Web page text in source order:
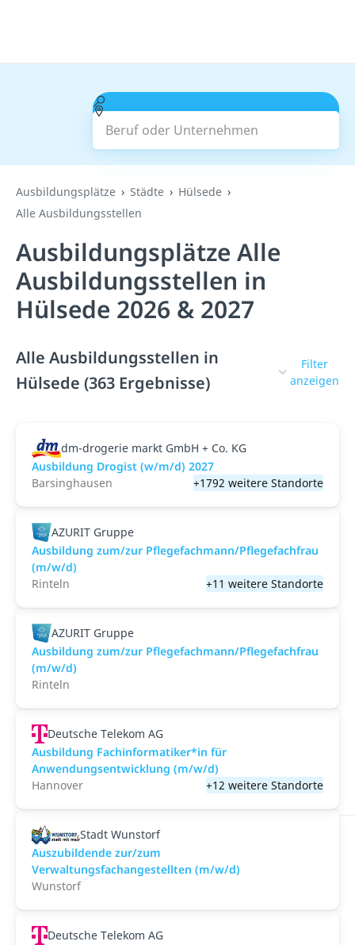
Beruf oder Unternehmen
Suchen
Ausbildungsplätze Städte
Hülsede
Alle Ausbildungsstellen
Ausbildungsplätze Alle
Ausbildungsstellen in
Hülsede 2026 & 2027
Alle Ausbildungsstellen in
Hülsede (363 Ergebnisse)
Filter
anzeigen
dm-drogerie markt GmbH + Co. KG
Ausbildung Drogist (w/m/d) 2027
Barsinghausen
+1792 weitere Standorte
AZURIT Gruppe
Ausbildung zum/zur Pflegefachmann/Pflegefachfrau
(m/w/d)
Rinteln
+11 weitere Standorte
AZURIT Gruppe
Ausbildung zum/zur Pflegefachmann/Pflegefachfrau
(m/w/d)
Rinteln
Deutsche Telekom AG
Ausbildung Fachinformatiker*in für
Anwendungsentwicklung (m/w/d)
Hannover
+12 weitere Standorte
Stadt Wunstorf
Auszubildende zur/zum
Verwaltungsfachangestellten (m/w/d)
Wunstorf
Deutsche Telekom AG